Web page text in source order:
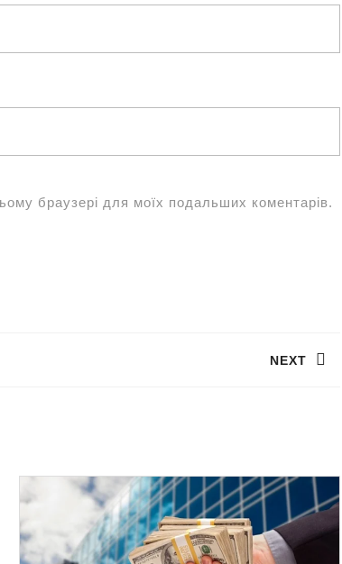
браузері для моїх подальших коментарів.
NEXT